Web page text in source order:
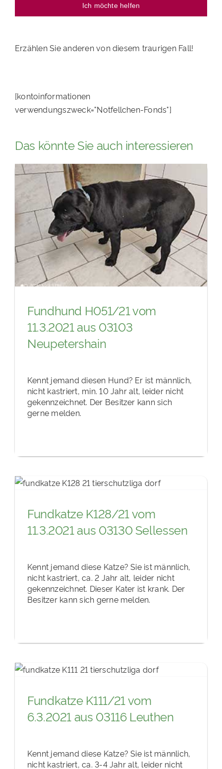
Ich möchte helfen
Erzählen Sie anderen von diesem traurigen Fall!
[kontoinformationen
verwendungszweck="Notfellchen-Fonds"]
Das könnte Sie auch interessieren
Fundhund H051/21 vom
11.3.2021 aus 03103
Neupetershain
Kennt jemand diesen Hund? Er ist männlich,
nicht kastriert, min. 10 Jahr alt, leider nicht
gekennzeichnet. Der Besitzer kann sich
gerne melden.
Fundkatze K128/21 vom
11.3.2021 aus 03130 Sellessen
Kennt jemand diese Katze? Sie ist männlich,
nicht kastriert, ca. 2 Jahr alt, leider nicht
gekennzeichnet. Dieser Kater ist krank. Der
Besitzer kann sich gerne melden.
Fundkatze K111/21 vom
6.3.2021 aus 03116 Leuthen
Kennt jemand diese Katze? Sie ist männlich,
nicht kastriert, ca. 3-4 Jahr alt, leider nicht